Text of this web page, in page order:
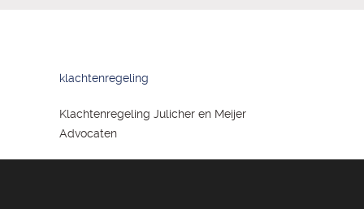
klachtenregeling
Klachtenregeling Julicher en Meijer
Advocaten